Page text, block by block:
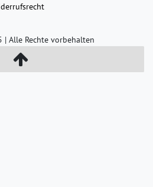
Alle Rechte vorbehalten